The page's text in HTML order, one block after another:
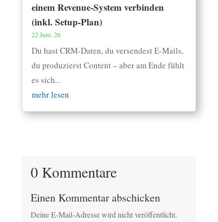
einem Revenue-System verbinden
(inkl. Setup-Plan)
22 Juni. 26
Du hast CRM-Daten, du versendest E-Mails,
du produzierst Content – aber am Ende fühlt
es sich...
mehr lesen
0 Kommentare
Einen Kommentar abschicken
Deine E-Mail-Adresse wird nicht veröffentlicht.